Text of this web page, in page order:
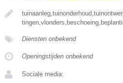
Diensten onbekend
Openingstijden onbekend
Sociale media: